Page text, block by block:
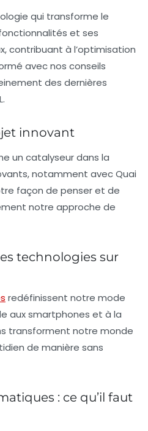
qui transforme le
et ses
contribuant à l’optimisation
avec nos conseils
des dernières
.
innovant
un catalyseurdans la
notamment avecQuai
façon de penser et de
notre approche de
technologies sur
redéfinissent notre mode
auxsmartphones et à la
transforment notre monde
de manière sans
: ce qu’il faut